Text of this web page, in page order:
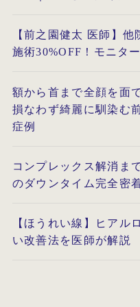
【前之園健太 医師】
施術30%OFF！モニタ
額から首まで全顔を面
損なわず綺麗に馴染む
症例
コンプレックス解消ま
のダウンタイム完全密
【ほうれい線】ヒアル
い改善法を医師が解説